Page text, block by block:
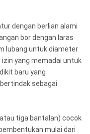
dengan berlian alami
bor dengan laras
lubang untuk diameter
yang memadai untuk
baru yang
sebagai
tiga bantalan) cocok
mulai dari